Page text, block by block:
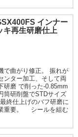
インナー
キ再生研磨仕上
で曲がり修正。 振れが
ンター加工、そして両
研磨 で削った-0.85mm
筒研削盤でSTDサイズ
終仕上げのバフ研磨に
重要。 シールを組む